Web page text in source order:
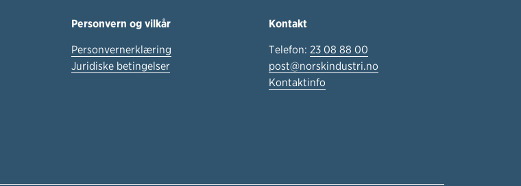
Personvern og vilkår
Personvernerklæring
Juridiske betingelser
Kontakt
Telefon: 23 08 88 00
post@norskindustri.no
Kontaktinfo